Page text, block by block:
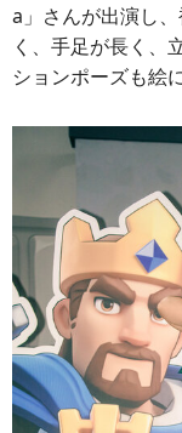
a」さんが出演し
く、手足が長く、
ションポーズも絵